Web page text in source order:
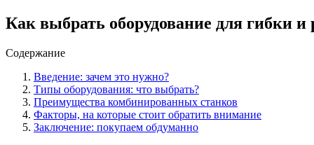
Как выбрать оборудование для гибки
Содержание
Введение: зачем это нужно?
Типы оборудования: что выбрать?
Преимущества комбинированных станков
Факторы, на которые стоит обратить внимание
Заключение: покупаем обдуманно